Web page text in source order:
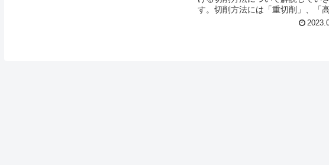
す。切削方法には「重切削」、「
切削」の２種類があり、それぞれ